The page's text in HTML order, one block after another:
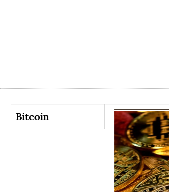
Bitcoin